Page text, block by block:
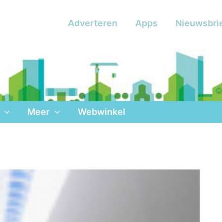
Adverteren Apps
Meer Webwinkel